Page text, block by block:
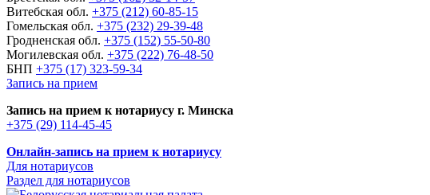
Витебская обл. +375 (212) 60-85-15
Гомельская обл. +375 (232) 29-39-48
Гродненская обл. +375 (152) 55-50-80
Могилевская обл. +375 (222) 76-48-50
БНП +375 (17) 323-59-34
Запись на прием
Запись на прием к нотариусу г. Минска
+375 (29) 114-45-45
Онлайн-запись на прием к нотариусу
Для нотариусов
Раздел для нотариусов